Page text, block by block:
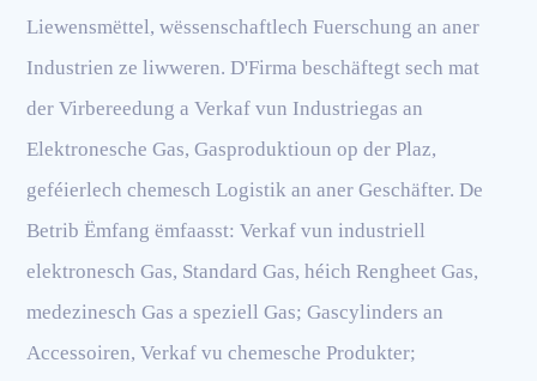
Liewensmëttel, wëssenschaftlech Fuerschung an aner
Industrien ze liwweren. D'Firma beschäftegt sech mat
der Virbereedung a Verkaf vun Industriegas an
Elektronesche Gas, Gasproduktioun op der Plaz,
geféierlech chemesch Logistik an aner Geschäfter. De
Betrib Ëmfang ëmfaasst: Verkaf vun industriell
elektronesch Gas, Standard Gas, héich Rengheet Gas,
medezinesch Gas a speziell Gas; Gascylinders an
Accessoiren, Verkaf vu chemesche Produkter;